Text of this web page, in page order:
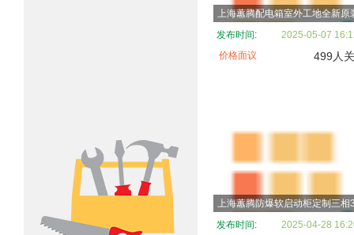
发布时间:
2025-05-07
价格面议
499人
发布时间:
2025-04-28